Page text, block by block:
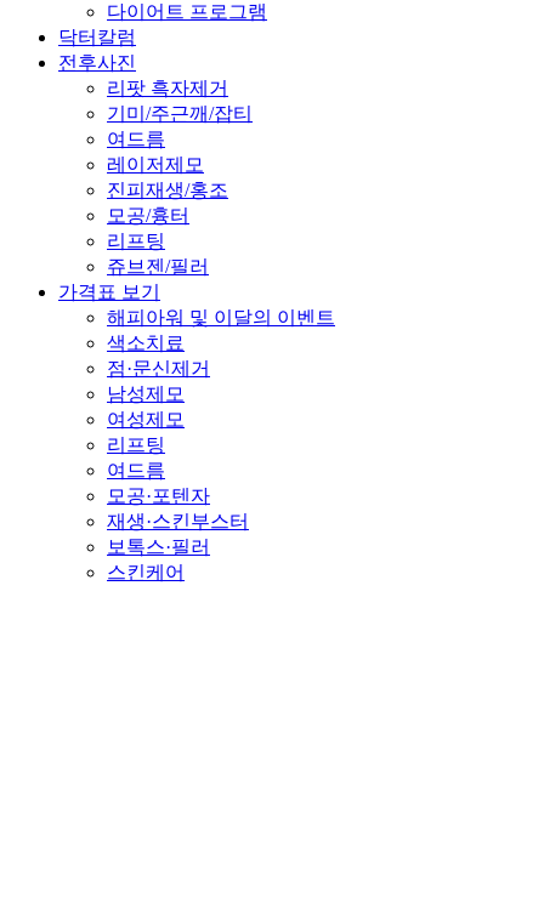
다이어트 프로그램
닥터칼럼
전후사진
리팟 흑자제거
기미/주근깨/잡티
여드름
레이저제모
진피재생/홍조
모공/흉터
리프팅
쥬브젠/필러
가격표 보기
해피아워 및 이달의 이벤트
색소치료
점·문신제거
남성제모
여성제모
리프팅
여드름
모공·포텐자
재생·스킨부스터
보톡스·필러
스킨케어